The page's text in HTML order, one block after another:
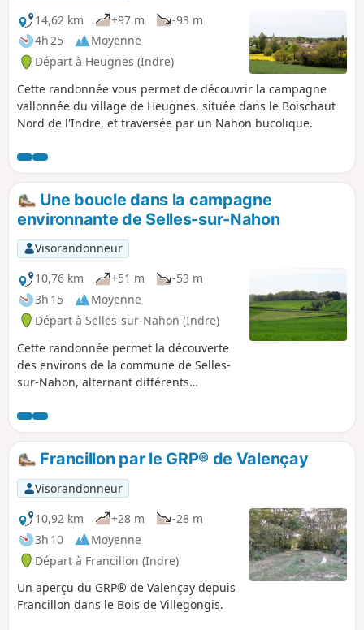
14,62 km
+97 m
-93 m
4h 25
Moyenne
Départ à Heugnes (Indre)
Cette randonnée vous permet de découvrir la campagne
vallonnée du village de Heugnes, située dans le Boischaut
Nord de l'Indre, et traversée par un Nahon bucolique.
Une boucle dans la campagne
environnante de Selles-sur-Nahon
Visorandonneur
10,76 km
+51 m
-53 m
3h 15
Moyenne
Départ à Selles-sur-Nahon (Indre)
Cette randonnée permet la découverte
des environs de la commune de Selles-
sur-Nahon, alternant différents
Francillon par le GRP® de Valençay
Visorandonneur
10,92 km
+28 m
-28 m
3h 10
Moyenne
Départ à Francillon (Indre)
Un aperçu du GRP® de Valençay depuis
Francillon dans le Bois de Villegongis.